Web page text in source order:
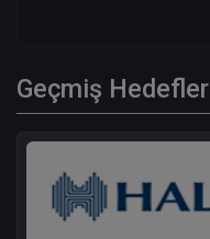
Geçmiş Hedefler